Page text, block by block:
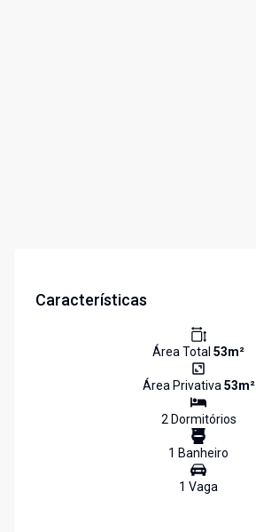
Características
Área Total 53m²
Área Privativa53m²
2Dormitórios
1 Banheiro
1 Vaga